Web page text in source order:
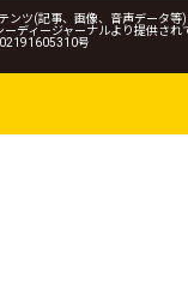
ンツ(記事、画像、音声データ
ディージャーナルより提供され
号